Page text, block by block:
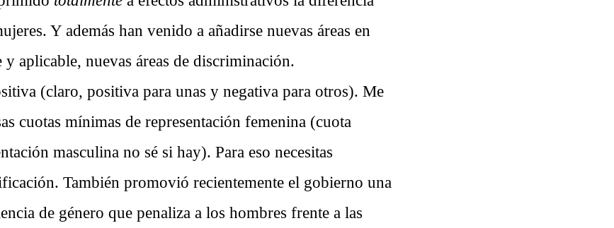
Y además han venido a añadirse nuevas áreas en
y aplicable, nuevas áreas de discriminación.
(claro, positiva para unas y negativa para otros). Me
cuotas mínimas de representación femenina (cuota
masculina no sé si hay). Para eso necesitas
También promovió recientemente el gobierno una
de género que penaliza a los hombres frente a las